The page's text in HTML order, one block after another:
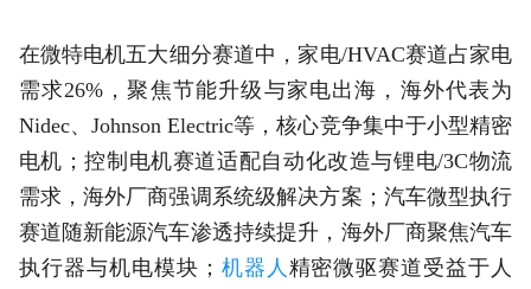
在微特电机五大细分赛道中，家电/HVAC赛道占家电
需求26%，聚焦节能升级与家电出海，海外代表为
Nidec、Johnson Electric等，核心竞争集中于小型精密
电机；控制电机赛道适配自动化改造与锂电/3C物流
需求，海外厂商强调系统级解决方案；汽车微型执行
赛道随新能源汽车渗透持续提升，海外厂商聚焦汽车
执行器与机电模块； 机器人 精密微驱赛道受益于人